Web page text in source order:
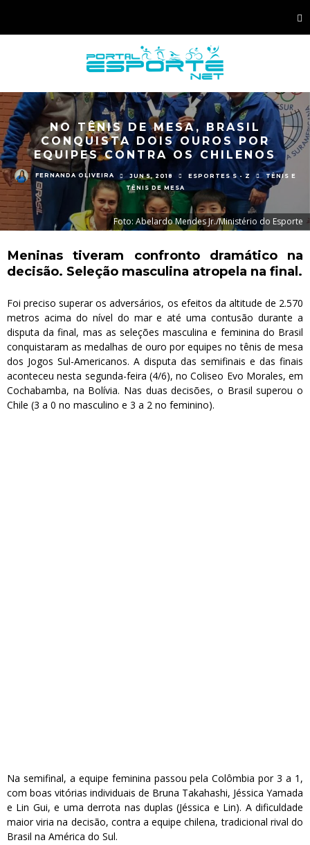
NO TÊNIS DE MESA, BRASIL
CONQUISTA DOIS OUROS POR
EQUIPES CONTRA OS CHILENOS
FERNANDA OLIVEIRA JUN 5, 2018 ESPORTES S - Z
TÊNIS E
TÊNIS DE MESA
Foto: Abelardo Mendes Jr./Ministério do Esporte
Meninas tiveram confronto dramático na
decisão. Seleção masculina atropela na final.
Foi preciso superar os adversários, os efeitos da altitude de 2.570
metros acima do nível do mar e até uma contusão durante a
disputa da final, mas as seleções masculina e feminina do Brasil
conquistaram as medalhas de ouro por equipes no tênis de mesa
dos Jogos Sul-Americanos. A disputa das semifinais e das finais
aconteceu nesta segunda-feira (4/6), no Coliseo Evo Morales, em
Cochabamba, na Bolívia. Nas duas decisões, o Brasil superou o
Chile (3 a 0 no masculino e 3 a 2 no feminino).
Na semifinal, a equipe feminina passou pela Colômbia por 3 a 1,
com boas vitórias individuais de Bruna Takahashi, Jéssica Yamada
e Lin Gui, e uma derrota nas duplas (Jéssica e Lin). A dificuldade
maior viria na decisão, contra a equipe chilena, tradicional rival do
Brasil na América do Sul.